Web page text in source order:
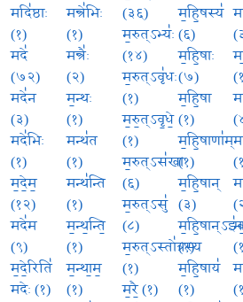
मदि॑ष्ठाः
(१)
मदे॑
(७२)
मदे॑न
(३)
मदे॑भिः
(१)
म॒दे॒म॒
(१२)
मदे॑म
(९)
म॒दे॒रिति॑
मदेः (१)
मन्त्रे॑भिः
(१)
मन्त्रैः॑
(२)
म॒न्थः
(१)
मन्थ॑त
(१)
मन्थ॑न्ति
(१)
म॒न्थ॒न्ति॒
(१)
म॒न्था॒म॒
(१)
(३६)
म॒रुत्ऽभ्यः॑
(१४)
म॒रुत्ऽवृ॑धः
(१)
म॒रु॒त्ऽवृ॒धे॒
(१)
म॒रुत्ऽस॑खा
(६)
म॒रुत्ऽसु॑
(८)
म॒रुत्ऽस्तो॑त्रस्य
(१)
म॒रै॒ (१)
म॒हि॒षस्य॑
(६)
म॒हि॒षाः
(७)
म॒हि॒षा
(१)
म॒हि॒षाणा॑म्
(१)
म॒हि॒षान्
(३)
(१)
म॒हि॒षाय॑
(१)